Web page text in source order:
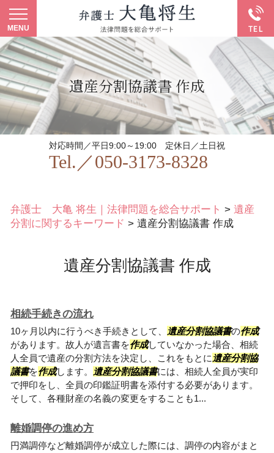
遺産分割協議書 作成
対応時間／平日9:00～19:00 定休日／土日祝
Tel.／050-3173-8328
弁護士 大亀 将生｜法律問題を総合サポート > 遺産
分割に関するキーワード > 遺産分割協議書 作成
遺産分割協議書 作成
相続手続きの流れ
10ヶ月以内に行うべき手続きとして、 遺産分割協議書の作成
があります。故人が遺言書を作成していなかった場合、相続
人全員で遺産の分割方法を決定し、これをもとに 遺産分割協
議書を作成します。 遺産分割協議書には、相続人全員が実印
で押印をし、全員の印鑑証明書を添付する必要があります。
そして、各種財産の名義の変更をすることも1...
離婚調停の進め方
円満調停など離婚調停が成立した際には、調停の内容がまと